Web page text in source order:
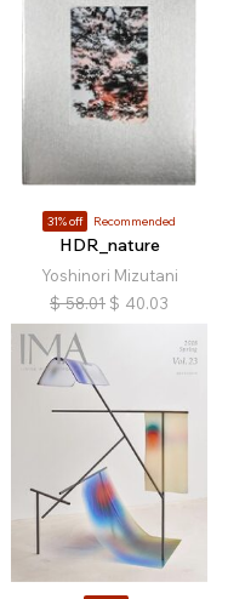
31% off Recommended
HDR_nature
Yoshinori Mizutani
$ 58.01 $ 40.03